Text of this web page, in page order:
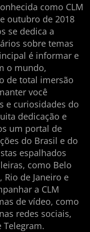
como CLM
outubro de 2018
se dedica a
sobre temas
é informar e
o mundo,
de total imersão
você
e curiosidades do
dedicação e
um portal de
do Brasil e do
espalhados
como Belo
Rio de Janeiro e
a CLM
de vídeo, como
redes sociais,